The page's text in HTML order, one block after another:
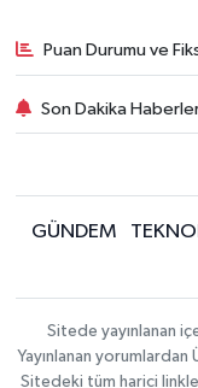
Puan Durumu ve
Son Dakika
GÜNDEM
Sitede yayınlanan
Yayınlanan
Sitedeki tüm harici